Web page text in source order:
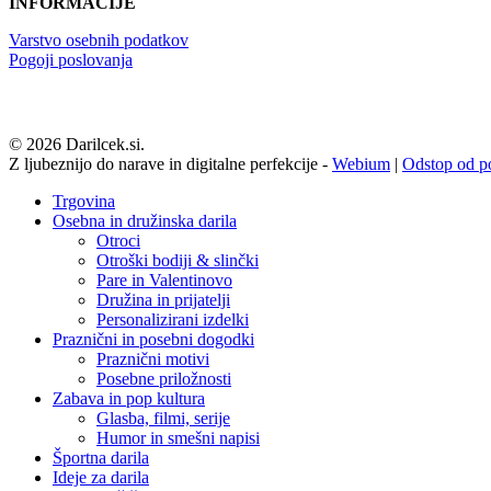
Varstvo osebnih podatkov
Pogoji poslovanja
© 2026 Darilcek.si.
Z ljubeznijo do narave in digitalne perfekcije - Webium | Odstop od
Close
Menu
Trgovina
Osebna in družinska darila
Otroci
Otroški bodiji & slinčki
Pare in Valentinovo
Družina in prijatelji
Personalizirani izdelki
Praznični in posebni dogodki
Praznični motivi
Posebne priložnosti
Zabava in pop kultura
Glasba, filmi, serije
Humor in smešni napisi
Športna darila
Ideje za darila